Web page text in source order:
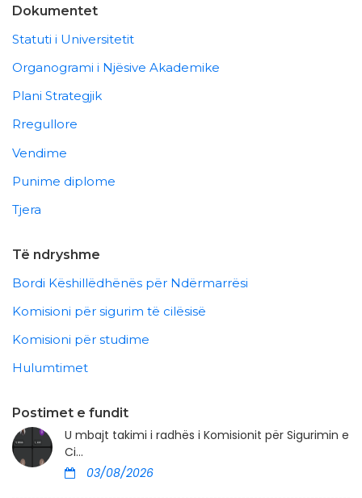
Dokumentet
Statuti i Universitetit
Organogrami i Njësive Akademike
Plani Strategjik
Rregullore
Vendime
Punime diplome
Tjera
Të ndryshme
Bordi Këshillëdhënës për Ndërmarrësi
Komisioni për sigurim të cilësisë
Komisioni për studime
Hulumtimet
Postimet e fundit
U mbajt takimi i radhës i Komisionit për Sigurimin e
Ci...
03/08/2026